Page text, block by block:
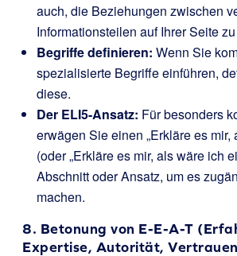
auch, die Beziehungen zwischen
Informationsteilen auf Ihrer Seite
Begriffe definieren: Wenn Sie
spezialisierte Begriffe einführen,
diese.
Der ELI5-Ansatz: Für besonders
erwägen Sie einen „Erkläre es mir,
(oder „Erkläre es mir, als wäre ich
Abschnitt oder Ansatz, um es
machen.
8. Betonung von E-E-A-T
Expertise, Autorität,